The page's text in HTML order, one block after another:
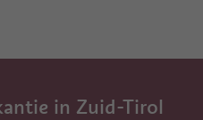
in Zuid-Tirol